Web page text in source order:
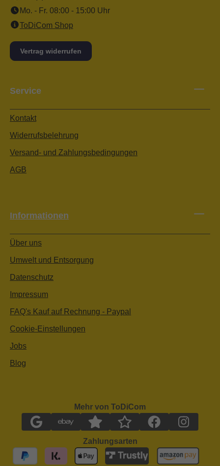
Mo. - Fr. 08:00 - 15:00 Uhr
ToDiCom Shop
Vertrag widerrufen
Service
Kontakt
Widerrufsbelehrung
Versand- und Zahlungsbedingungen
AGB
Informationen
Über uns
Umwelt und Entsorgung
Datenschutz
Impressum
FAQ's Kauf auf Rechnung - Paypal
Cookie-Einstellungen
Jobs
Blog
Mehr von ToDiCom
Zahlungsarten